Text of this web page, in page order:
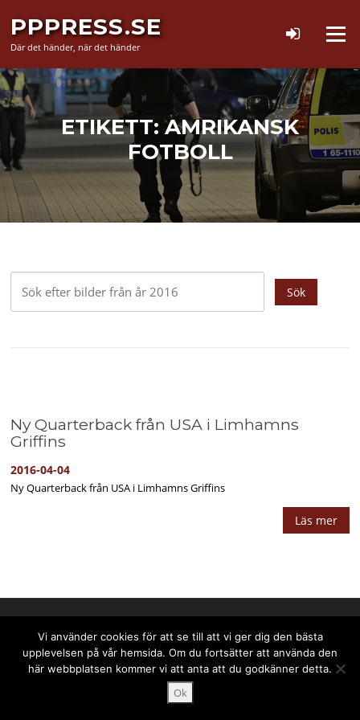
innehåll
PPPRESS.SE
Där det händer, när det händer
Meny
ETIKETT:AMRIKANSK
FOTBOLL
Sök
Ny Quarterback från USA i Limhamns
Griffins
2016-04-04
Ny Quarterback från USA i Limhamns Griffins
Läs mer
Vi använder cookies för att se till att vi ger dig den bästa
upplevelsen på vår hemsida. Om du fortsätter att använda den
här webbplatsen kommer vi att anta att du godkänner detta.
Ok